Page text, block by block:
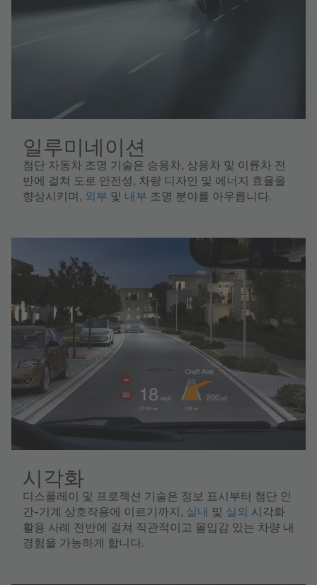
일루미네이션
첨단 자동차 조명 기술은 승용차, 상용차 및 이륜차 전
반에 걸쳐 도로 안전성, 차량 디자인 및 에너지 효율을
향상시키며, 외부 및 내부 조명 분야를 아우릅니다.
시각화
디스플레이 및 프로젝션 기술은 정보 표시부터 첨단 인
간-기계 상호작용에 이르기까지, 실내 및 실외 시각화
활용 사례 전반에 걸쳐 직관적이고 몰입감 있는 차량 내
경험을 가능하게 합니다.